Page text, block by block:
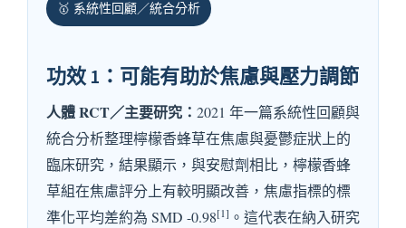
🥇 系統性回顧／統合分析
功效 1：可能有助於焦慮與壓力調節
人體 RCT／主要研究： 2021 年一篇系統性回顧與
統合分析整理檸檬香蜂草在焦慮與憂鬱症狀上的
臨床研究，結果顯示，與安慰劑相比，檸檬香蜂
草組在焦慮評分上有較明顯改善，焦慮指標的標
準化平均差約為 SMD -0.98[1] 。這代表在納入研究